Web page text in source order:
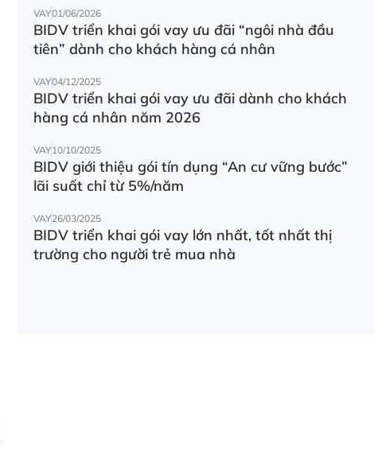
VAY01/06/2026
BIDV triển khai gói vay ưu đãi “ngôi nhà đầu
tiên” dành cho khách hàng cá nhân
VAY04/12/2025
BIDV triển khai gói vay ưu đãi dành cho khách
hàng cá nhân năm 2026
VAY10/10/2025
BIDV giới thiệu gói tín dụng “An cư vững bước”
lãi suất chỉ từ 5%/năm
VAY26/03/2025
BIDV triển khai gói vay lớn nhất, tốt nhất thị
trường cho người trẻ mua nhà